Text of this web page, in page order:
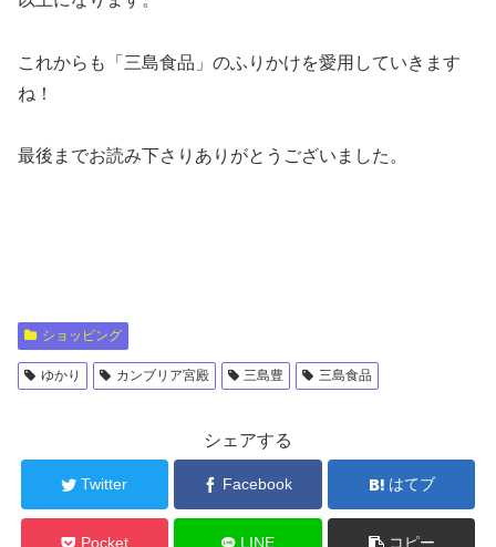
これからも「三島食品」のふりかけを愛用していきます
ね！
最後までお読み下さりありがとうございました。
ショッピング
ゆかり カンブリア宮殿 三島豊 三島食品
シェアする
Twitter Facebook はてブ
Pocket LINE コピー